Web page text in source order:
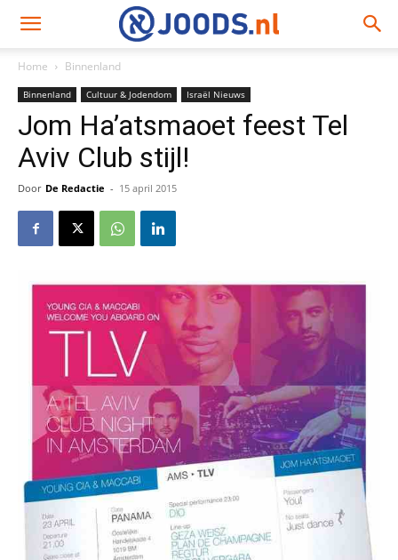
Home Binnenland
Binnenland Cultuur & Jodendom Israël Nieuws
Jom Ha’atsmaoet feest Tel
Aviv Club stijl!
Door De Redactie - 15 april 2015